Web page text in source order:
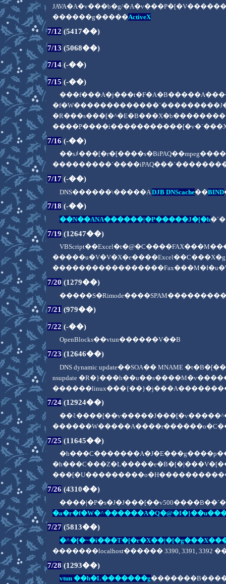
JAVA�A�v���b�g/
������g�����ActiveX
7/12 (5417��)
7/13 (5068��)
7/14 (-��)
7/15 (-��)
7/16 (-��)
��sﾒ
7/17 (-��)
DNS������\�����A DJB DNScache��BIND
7/18 (-��)
��N��ANA������|�P�����J�[�h
7/19 (12647��)
7/20 (1279��)
7/21 (979��)
7/22 (-��)
OpenBlocks��vtun������V��B
7/23 (12646��)
DNS dynamic update��SOA��
nsupdate
7/24 (12924��)
��ﾐ
7/25 (11645��)
7/26 (4310��)
7/27 (5813��)
�������localhost������ 3390, 3391,
7/28 (1293��)
vtun ��h�L�������g�������B�����